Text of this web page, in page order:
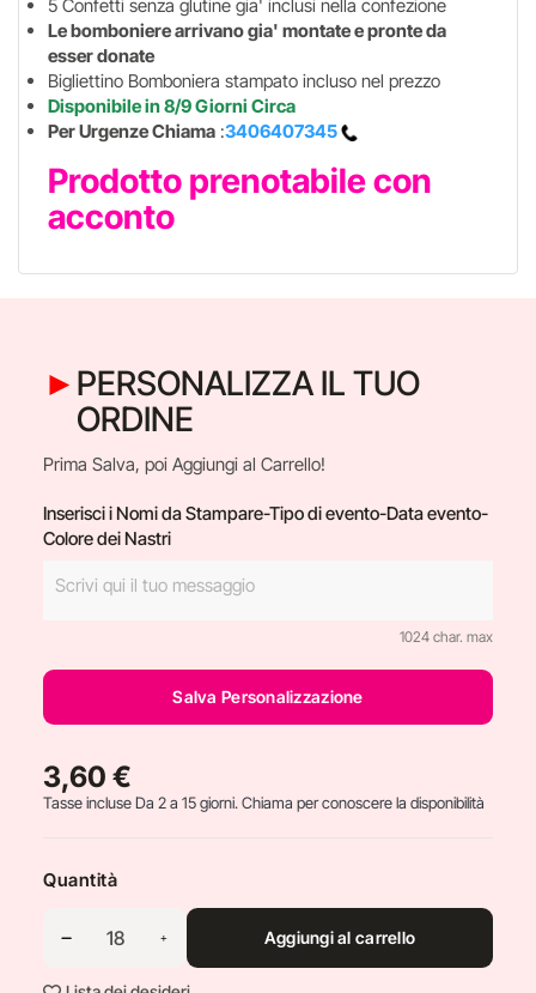
5 Confetti senza glutine gia' inclusi nella confezione
Le bomboniere arrivano gia' montate e pronte da
esser donate
Bigliettino Bomboniera stampato incluso nel prezzo
Disponibile in 8/9 Giorni Circa
Per Urgenze Chiama :3406407345
Prodotto prenotabile con
acconto
PERSONALIZZA IL TUO
ORDINE
Prima Salva, poi Aggiungi al Carrello!
Inserisci i Nomi da Stampare-Tipo di evento-Data evento-
Colore dei Nastri
1024 char. max
Salva Personalizzazione
3,60 €
Tasse incluseDa 2 a 15 giorni. Chiama per conoscere la disponibilità
Quantità
Aggiungi al carrello